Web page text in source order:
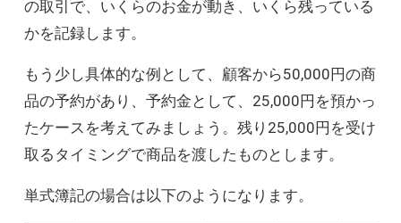
の取引で、いくらのお金が動き、いくら残っている
かを記録します。
もう少し具体的な例として、顧客から50,000円の商
品の予約があり、予約金として、25,000円を預かっ
たケースを考えてみましょう。残り25,000円を受け
取るタイミングで商品を渡したものとします。
単式簿記の場合は以下のようになります。